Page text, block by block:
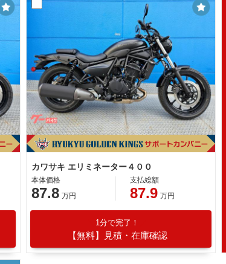
カワサキ エリミネーター４００
本体価格
87.8 万円
支払総額
87.9 万円
1分で完了！
【無料】見積・在庫確認